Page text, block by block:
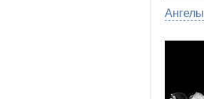
Ангелы